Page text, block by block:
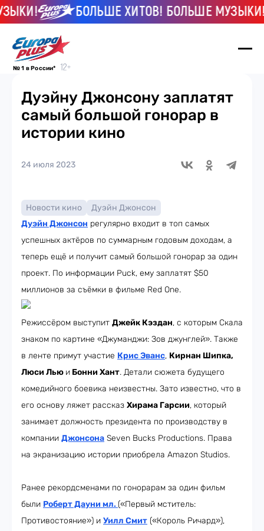
БОЛЬШЕ ХИТОВ! БОЛЬШЕ МУЗЫКИ!
№ 1 в России*
Дуэйну Джонсону заплатят
самый большой гонорар в
истории кино
24 июля 2023
Новости кино
Дуэйн Джонсон
Дуэйн Джонсон регулярно входит в топ самых
успешных актёров по суммарным годовым доходам, а
теперь ещё и получит самый большой гонорар за один
проект. По информации Puck, ему заплатят $50
миллионов за съёмки в фильме Red One.
Режиссёром выступит Джейк Кэздан, с которым Скала
знаком по картине «Джуманджи: Зов джунглей». Также
в ленте примут участие Крис Эванс, Кирнан Шипка,
Люси Лью и Бонни Хант. Детали сюжета будущего
комедийного боевика неизвестны. Зато известно, что в
его основу ляжет рассказ Хирама Гарсии, который
занимает должность президента по производству в
компании Джонсона Seven Bucks Productions. Права
на экранизацию истории приобрела Amazon Studios.
Ранее рекордсменами по гонорарам за один фильм
были Роберт Дауни мл. («Первый мститель:
Противостояние») и Уилл Смит («Король Ричард»),